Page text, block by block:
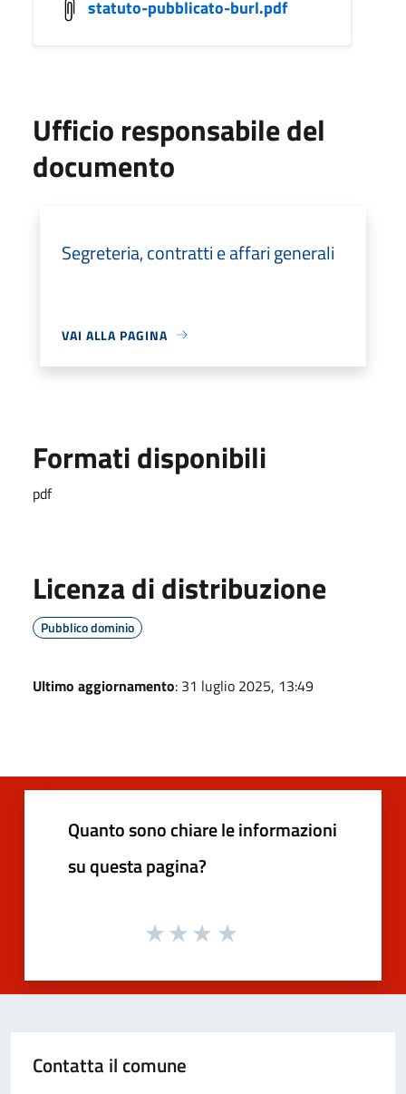
statuto-pubblicato-burl.pdf
Ufficio responsabile del
documento
Segreteria, contratti e affari generali
VAI ALLA PAGINA
Formati disponibili
pdf
Licenza di distribuzione
Pubblico dominio
Ultimo aggiornamento: 31 luglio 2025, 13:49
Quanto sono chiare le informazioni
su questa pagina?
Contatta il comune